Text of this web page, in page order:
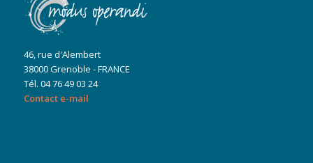
46, rue d'Alembert
38000 Grenoble - FRANCE
Tél. 04 76 49 03 24
Contact e-mail